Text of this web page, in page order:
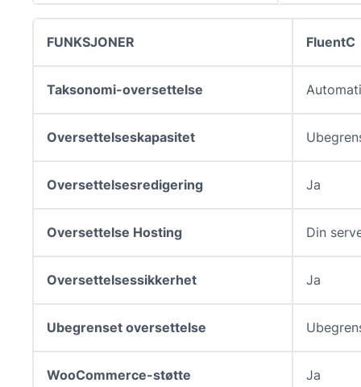
FUNKSJONER FluentC
Taksonomi-oversettelse
Oversettelseskapasitet
Oversettelsesredigering Ja
Oversettelse Hosting Din
Oversettelsessikkerhet Ja
Ubegrenset oversettelse
WooCommerce-støtte Ja